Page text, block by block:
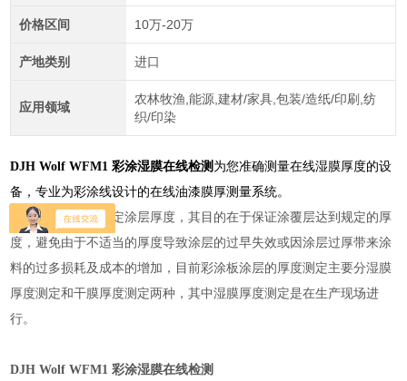
价格区间 10万-20万
产地类别 进口
应用领域
农林牧渔,能源,建材/家具,包装/造纸/印刷,纺
织/印染
DJH Wolf WFM1 彩涂湿膜在线检测 为您准确测量在线湿膜厚度的设
备，专业为彩涂线设计的在线油漆膜厚测量系统。
彩涂板生产必须测定涂层厚度，其目的在于保证涂覆层达到规定的厚
度，避免由于不适当的厚度导致涂层的过早失效或因涂层过厚带来涂
料的过多损耗及成本的增加，目前彩涂板涂层的厚度测定主要分湿膜
厚度测定和干膜厚度测定两种，其中湿膜厚度测定是在生产现场进
行。
DJH Wolf WFM1 彩涂湿膜在线检测